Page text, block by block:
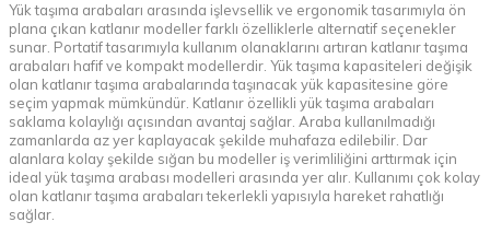
Yük taşıma arabaları arasında işlevsellik ve ergonomik tasarımıyla ön
plana çıkan katlanır modeller farklı özelliklerle alternatif seçenekler
sunar. Portatif tasarımıyla kullanım olanaklarını artıran katlanır taşıma
arabaları hafif ve kompakt modellerdir. Yük taşıma kapasiteleri değişik
olan katlanır taşıma arabalarında taşınacak yük kapasitesine göre
seçim yapmak mümkündür. Katlanır özellikli yük taşıma arabaları
saklama kolaylığı açısından avantaj sağlar. Araba kullanılmadığı
zamanlarda az yer kaplayacak şekilde muhafaza edilebilir. Dar
alanlara kolay şekilde sığan bu modeller iş verimliliğini arttırmak için
ideal yük taşıma arabası modelleri arasında yer alır. Kullanımı çok kolay
olan katlanır taşıma arabaları tekerlekli yapısıyla hareket rahatlığı
sağlar.